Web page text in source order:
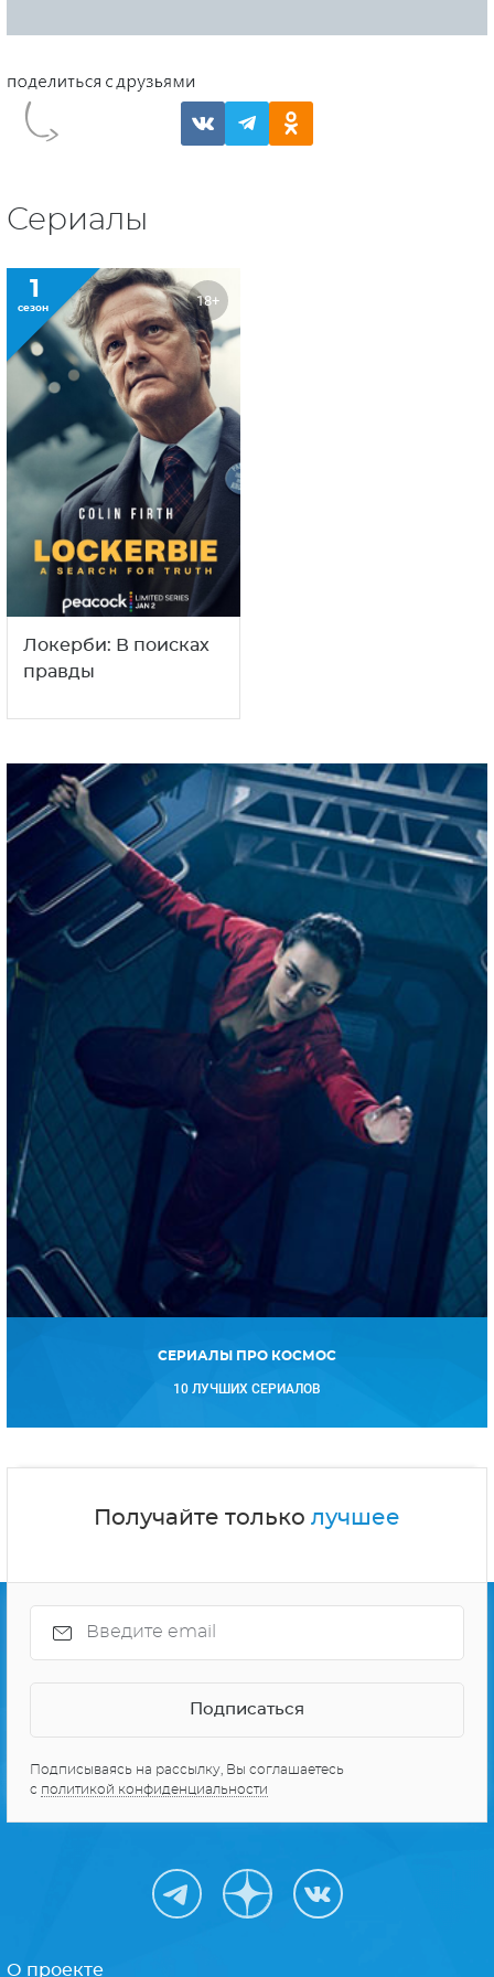
Сериалы
1
сезон 18+
Локерби: В поисках
правды
СЕРИАЛЫ ПРО КОСМОС
10 ЛУЧШИХ СЕРИАЛОВ
Получайте только лучшее
Подписываясь на рассылку, Вы соглашаетесь
с политикой конфиденциальности
О проекте